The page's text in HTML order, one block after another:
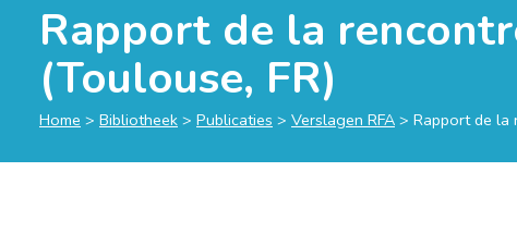
Rapport de la
(Toulouse, FR)
Home > Bibliotheek > Publicaties > Verslagen RFA > Rapport de la